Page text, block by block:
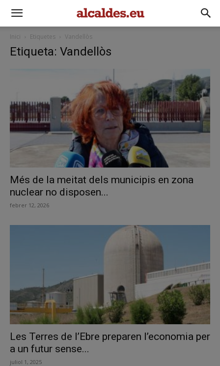
Inici Etiquetes Vandellòs
Etiqueta: Vandellòs
Més de la meitat dels municipis en zona
nuclear no disposen...
febrer 12, 2026
Les Terres de l’Ebre preparen l’economia per
a un futur sense...
juliol 1, 2025